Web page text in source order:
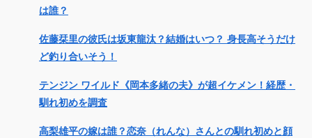
は誰？
佐藤栞里の彼氏は坂東龍汰？結婚はいつ？ 身長高そうだけ
ど釣り合いそう！
テンジン ワイルド《岡本多緒の夫》が超イケメン！経歴・
馴れ初めを調査
高梨雄平の嫁は誰？恋奈（れんな）さんとの馴れ初めと顔